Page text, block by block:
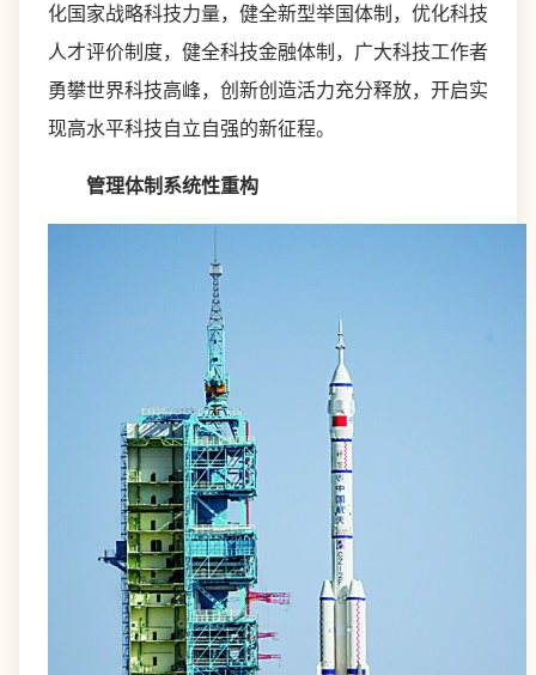
化国家战略科技力量，健全新型举国体制，优化科技
人才评价制度，健全科技金融体制，广大科技工作者
勇攀世界科技高峰，创新创造活力充分释放，开启实
现高水平科技自立自强的新征程。
管理体制系统性重构